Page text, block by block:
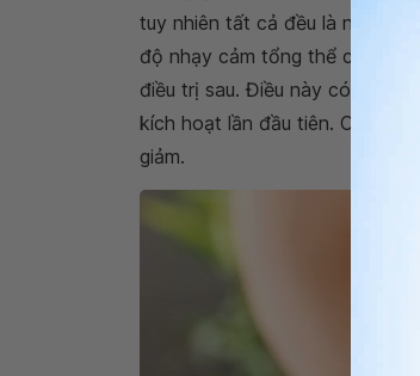
tuy nhiên tất cả đều là những
độ nhạy cảm tổng thể của
điều trị sau. Điều này có thể là
kích hoạt lần đầu tiên. Các
giảm.